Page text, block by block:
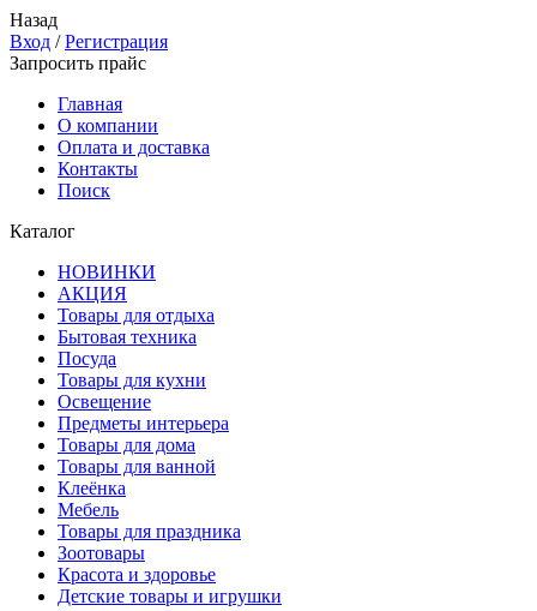
Назад
Вход /Регистрация
Запросить прайс
Главная
О компании
Оплата и доставка
Контакты
Поиск
Каталог
НОВИНКИ
АКЦИЯ
Товары для отдыха
Бытовая техника
Посуда
Товары для кухни
Освещение
Предметы интерьера
Товары для дома
Товары для ванной
Клеёнка
Мебель
Товары для праздника
Зоотовары
Красота и здоровье
Детские товары и игрушки